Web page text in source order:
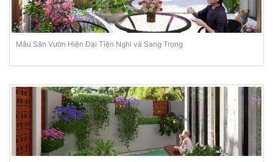
Mẫu Sân Vườn Hiện Đại Tiện Nghi và Sang Trọng